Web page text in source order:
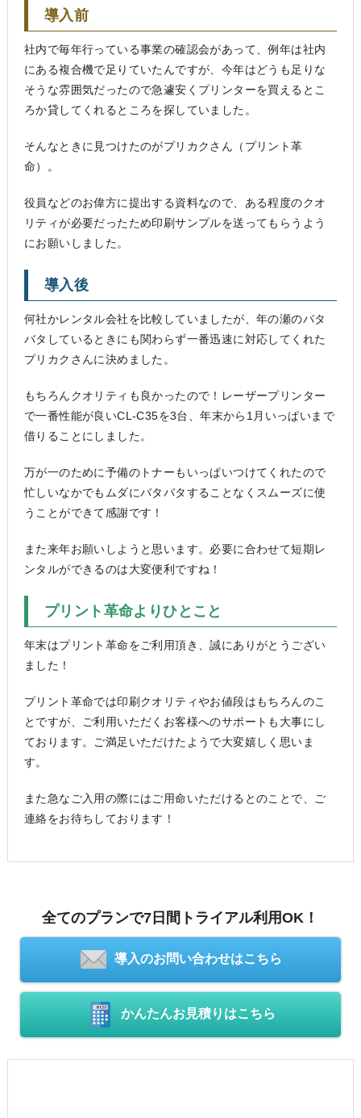
導入前
社内で毎年行っている事業の確認会があって、例年は社内
にある複合機で足りていたんですが、今年はどうも足りな
そうな雰囲気だったので急遽安くプリンターを買えるとこ
ろか貸してくれるところを探していました。
そんなときに見つけたのがプリカクさん（プリント革
命）。
役員などのお偉方に提出する資料なので、ある程度のクオ
リティが必要だったため印刷サンプルを送ってもらうよう
にお願いしました。
導入後
何社かレンタル会社を比較していましたが、年の瀬のバタ
バタしているときにも関わらず一番迅速に対応してくれた
プリカクさんに決めました。
もちろんクオリティも良かったので！レーザープリンター
で一番性能が良いCL-C35を3台、年末から1月いっぱいまで
借りることにしました。
万が一のために予備のトナーもいっぱいつけてくれたので
忙しいなかでもムダにバタバタすることなくスムーズに使
うことができて感謝です！
また来年お願いしようと思います。必要に合わせて短期レ
ンタルができるのは大変便利ですね！
プリント革命よりひとこと
年末はプリント革命をご利用頂き、誠にありがとうござい
ました！
プリント革命では印刷クオリティやお値段はもちろんのこ
とですが、ご利用いただくお客様へのサポートも大事にし
ております。ご満足いただけたようで大変嬉しく思いま
す。
また急なご入用の際にはご用命いただけるとのことで、ご
連絡をお待ちしております！
全てのプランで7日間トライアル利用OK！
導入のお問い合わせはこちら
かんたんお見積りはこちら